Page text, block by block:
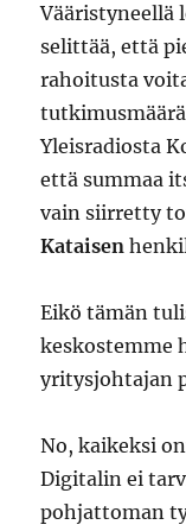
Vääristyneellä
selittää, että
rahoitusta
Yleisradiosta
että summaa
vain siirretty
Kataisen
Eikö tämän
keskostemme
yritysjohtajan
No, kaikeksi
Digitalin ei
pohjattoman